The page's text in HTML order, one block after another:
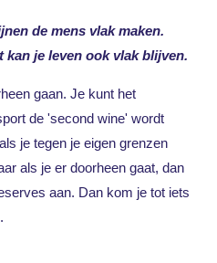
de mens vlak maken.
je leven ook vlak blijven.
gaan. Je kunt het
de 'second wine' wordt
je tegen je eigen grenzen
als je er doorheen gaat, dan
aan. Dan kom je tot iets